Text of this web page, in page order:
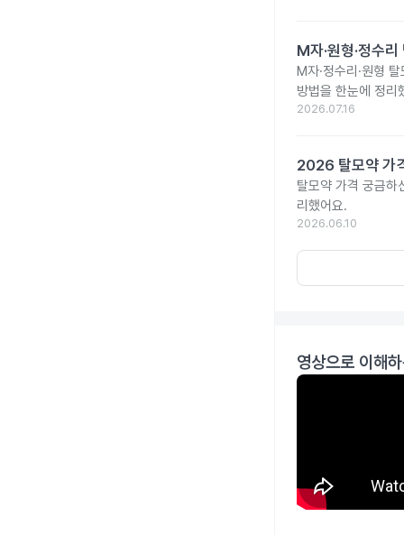
M자·원형·정수
M자·정수리·원형
방법을 한눈에 정리
2026.07.16
2026 탈모약 가
탈모약 가격 궁금
리했어요.
2026.06.10
영상으로 이해